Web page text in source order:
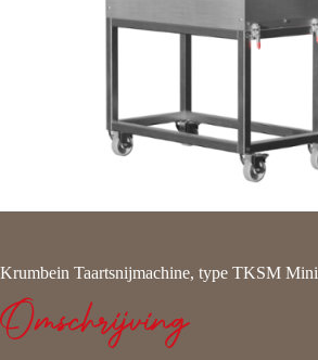
Krumbein Taartsnijmachine, type TKSM Mini
Omschrijving